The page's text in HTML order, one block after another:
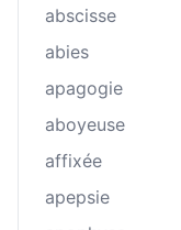
abscisse
abies
apagogie
aboyeuse
affixée
apepsie